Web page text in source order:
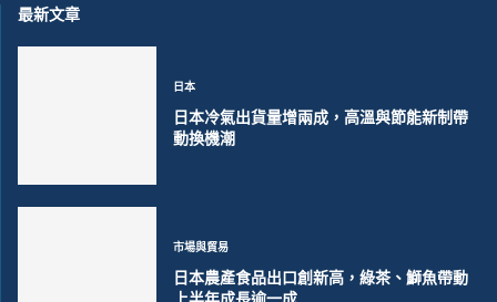
最新文章
日本
日本冷氣出貨量增兩成，高溫與節能新制帶
動換機潮
市場與貿易
日本農產食品出口創新高，綠茶、鰤魚帶動